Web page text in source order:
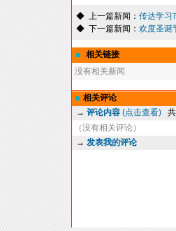
◆ 上一篇新闻： 传达学习
◆ 下一篇新闻： 欢度圣诞
相关链接
没有相关新闻
相关评论
→ 评论内容(点击查看)共
（没有相关评论）
→ 发表我的评论